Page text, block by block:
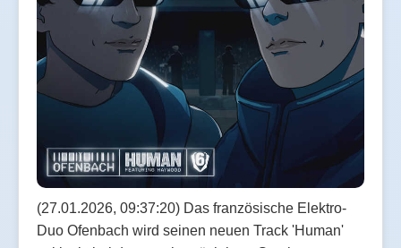
(27.01.2026, 09:37:20) Das französische Elektro-
Duo Ofenbach wird seinen neuen Track 'Human'